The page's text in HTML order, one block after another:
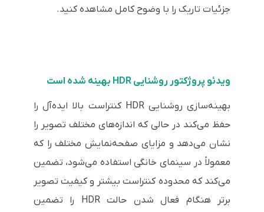
جزئیات تاریک را با وضوح کامل مشاهده کنید.
ویدئو پروژکتور روشنایی HDR بهینه شده است
بهینه‌سازی روشنایی HDR کنتراست بالا ایده‌آل را
حفظ می‌کند در حالی که اندازه‌های مختلف تصویر را
نشان می‌دهد و مزایای صفحه‌نمایش مختلف را که
معمولاً در سینمای خانگی استفاده می‌شود، تضمین
می‌کند که محدوده کنتراست بیشتر و کیفیت تصویر
برتر هنگام فعال شدن حالت HDR را تضمین